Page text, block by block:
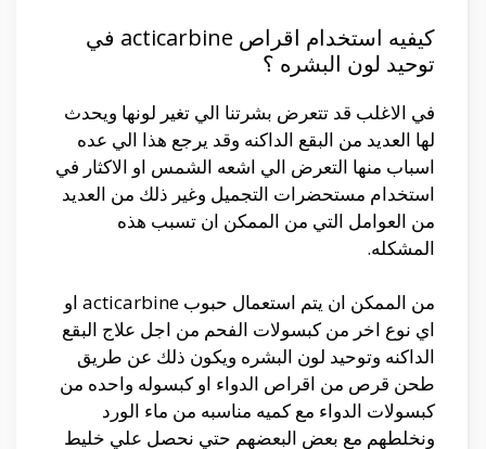
كيفيه استخدام اقراص acticarbine في
توحيد لون البشره ؟
في الاغلب قد تتعرض بشرتنا الي تغير لونها ويحدث
لها العديد من البقع الداكنه وقد يرجع هذا الي عده
اسباب منها التعرض الي اشعه الشمس او الاكثار في
استخدام مستحضرات التجميل وغير ذلك من العديد
من العوامل التي من الممكن ان تسبب هذه
المشكله.
من الممكن ان يتم استعمال حبوب acticarbine او
اي نوع اخر من كبسولات الفحم من اجل علاج البقع
الداكنه وتوحيد لون البشره ويكون ذلك عن طريق
طحن قرص من اقراص الدواء او كبسوله واحده من
كبسولات الدواء مع كميه مناسبه من ماء الورد
ونخلطهم مع بعض البعضهم حتي نحصل علي خليط